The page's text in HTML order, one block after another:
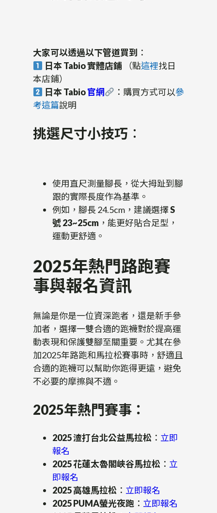
大家可以透過以下管道買到 ：
日本 Tabio 實體店鋪 （點這裡找日
本店鋪）
日本 Tabio官網 ：購買方式可以參
考這篇說明
挑選尺寸小技巧 ：
使用直尺測量腳長，從大拇趾到腳
跟的實際長度作為基準。
例如，腳長 24.5cm，建議選擇S
號 23~25cm ，能更好貼合足型，
運動更舒適。
2025年熱門路跑賽
事與報名資訊
無論是你是一位資深跑者，還是新手參
加者，選擇一雙合適的跑襪對於提高運
動表現和保護雙腳至關重要。尤其在參
加2025年路跑和馬拉松賽事時，舒適且
合適的跑襪可以幫助你跑得更遠，避免
不必要的摩擦與不適。
2025年熱門賽事：
2025 渣打台北公益馬拉松 ： 立即
報名
2025 花蓮太魯閣峽谷馬拉松 ： 立
即報名
2025 高雄馬拉松 ： 立即報名
2025 PUMA螢光夜跑 ： 立即報名